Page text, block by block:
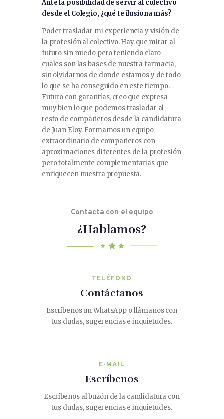
Ante la posibilidad de servir al colectivo
desde el Colegio, ¿qué te ilusiona más?
Poder trasladar mi experiencia y visión de
la profesión al colectivo. Hay que mirar al
futuro sin miedo pero teniendo claro
cuales son las bases de nuestra farmacia,
sin olvidarnos de donde estamos y de todo
lo que se ha conseguido en este tiempo.
Futuro con garantías, creo que expresa
muy bien lo que podemos trasladar al
resto de compañeros desde la candidatura
de Juan Eloy. Formamos un equipo
extraordinario de compañeros con
aproximaciones diferentes de la profesión
pero totalmente complementarias que
enriquecen nuestra propuesta.
Contacta con el equipo
¿Hablamos?
TELÉFONO
Contáctanos
Escríbenos un WhatsApp o llámanos con
tus dudas, sugerencias e inquietudes.
E-MAIL
Escríbenos
Escríbenos al buzón de la candidatura con
tus dudas, sugerencias e inquietudes.